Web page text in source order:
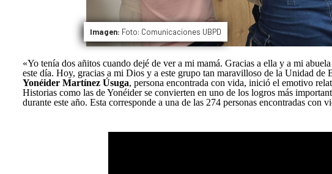
Imagen: Foto: Comunicaciones UBPD
«Yo tenía dos añitos cuando dejé de ver a mi mamá. Gracias a ella y a mi
este día. Hoy, gracias a mi Dios y a este grupo tan maravilloso de la Unidad de
Yonéider Martínez Úsuga, persona encontrada con vida, inició el emotivo
Historias como las de Yonéider se convierten en uno de los logros más
durante este año. Esta corresponde a una de las 274 personas encontradas